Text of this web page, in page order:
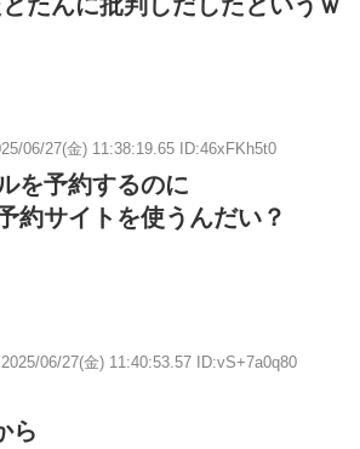
06/27(金) 11:38:19.65 ID:46xFKh5t0
を予約するのに
約サイトを使うんだい？
2025/06/27(金) 11:40:53.57 ID:vS+7a0q80
ら